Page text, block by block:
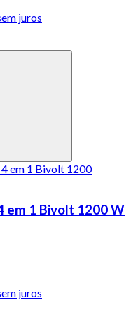
juros
em 1 Bivolt 1200 W
juros